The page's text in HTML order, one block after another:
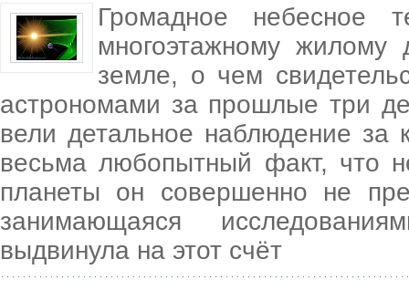
Громадное небесное
многоэтажному жилому
земле, о чем
астрономами за прошлые три
вели детальное наблюдение за
весьма любопытный факт, что
планеты он совершенно не
занимающаяся
выдвинула на этот счёт